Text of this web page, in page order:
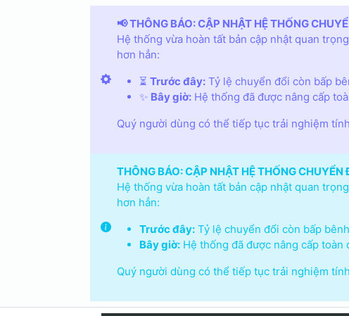
📢 THÔNG BÁO: CẬP NHẬT HỆ THỐNG
Hệ thống vừa hoàn tất bản cập nhật quan
hơn hẳn:
⏳ Trước đây: Tỷ lệ chuyển đổi còn bấp
✨ Bây giờ: Hệ thống đã được nâng cấp
Quý người dùng có thể tiếp tục trải nghiệm
THÔNG BÁO: CẬP NHẬT HỆ THỐNG
Hệ thống vừa hoàn tất bản cập nhật quan
hơn hẳn:
Trước đây: Tỷ lệ chuyển đổi còn bấp
Bây giờ: Hệ thống đã được nâng cấp toàn
Quý người dùng có thể tiếp tục trải nghiệm